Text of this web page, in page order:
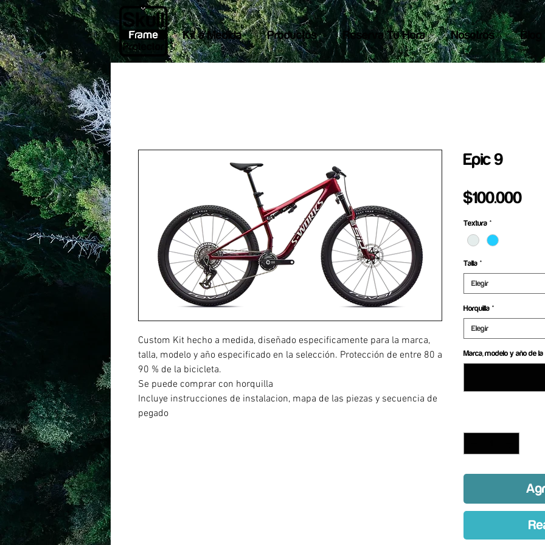
Kit a Medida Productos Reserva Tu Hora Nosotros Blog
Custom Kit hecho a medida, diseñado especificamente para la marca,
talla, modelo y año especificado en la selección. Protección de entre 80 a
90 % de la bicicleta.
Se puede comprar con horquilla
Incluye instrucciones de instalacion, mapa de las piezas y secuencia de
pegado
Epic 9
$100.000
Textura *
Talla *
Elegir
Horquilla *
Elegir
Marca, modelo y año de la